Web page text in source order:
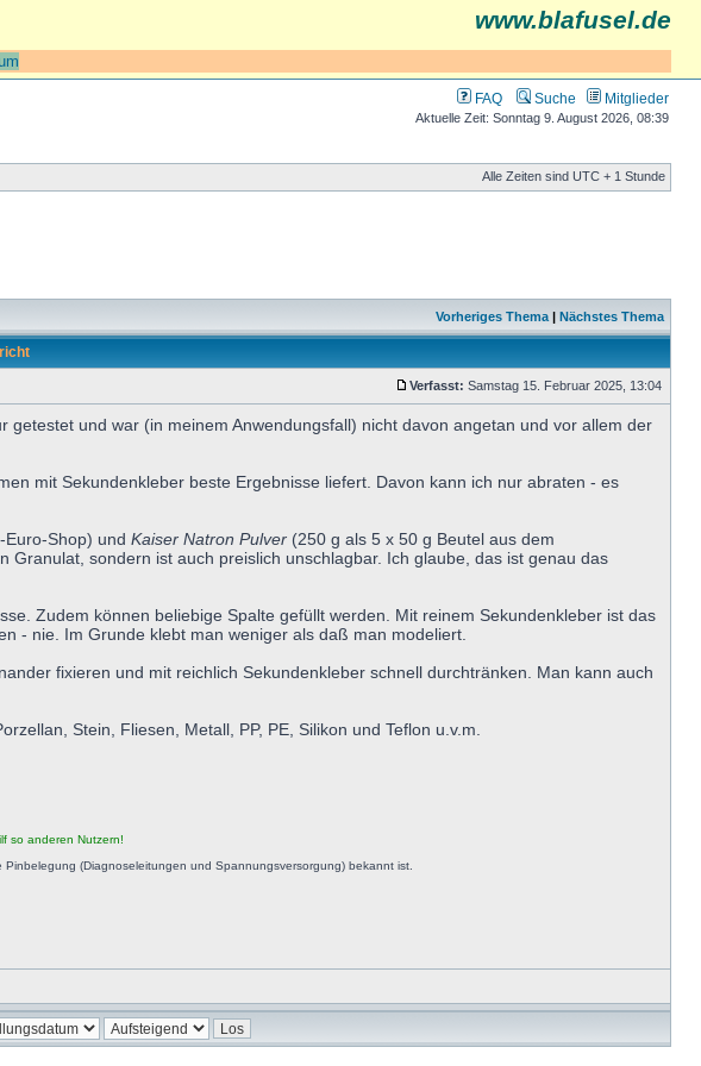
www.blafusel.de
FAQ Suche Mitglieder
Aktuelle Zeit: Sonntag 9. August 2026, 08:39
Alle Zeiten sind UTC + 1 Stunde
Vorheriges Thema | Nächstes Thema
Verfasst: Samstag 15. Februar 2025, 13:04
getestet und war (in meinem Anwendungsfall) nicht davon angetan und vor allem der
mit Sekundenkleber beste Ergebnisse liefert. Davon kann ich nur abraten - es
Shop) und Kaiser Natron Pulver (250 g als 5 x 50 g Beutel aus dem
sondern ist auch preislich unschlagbar. Ich glaube, das ist genau das
Zudem können beliebige Spalte gefüllt werden. Mit reinem Sekundenkleber ist das
- nie. Im Grunde klebt man weniger als daß man modeliert.
fixieren und mit reichlich Sekundenkleber schnell durchtränken. Man kann auch
Stein, Fliesen, Metall, PP, PE, Silikon und Teflon u.v.m.
so anderen Nutzern!
Pinbelegung (Diagnoseleitungen und Spannungsversorgung) bekannt ist.